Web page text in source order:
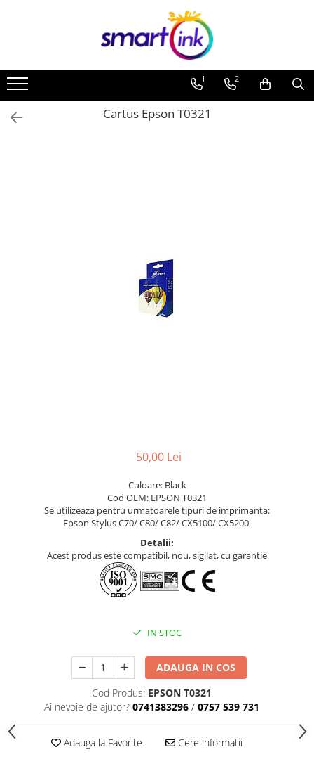
1 2
Cartus Epson T0321
50,00 Lei
Culoare: Black
Cod OEM: EPSON T0321
Se utilizeaza pentru urmatoarele tipuri de imprimanta:
Epson Stylus C70/ C80/ C82/ CX5100/ CX5200
Detalii:
Acest produs este compatibil, nou, sigilat, cu garantie
IN STOC
ADAUGA IN COS
Cod Produs: EPSON T0321
Ai nevoie de ajutor? 0741383296 / 0757 539 731
Adauga la Favorite Cere informatii